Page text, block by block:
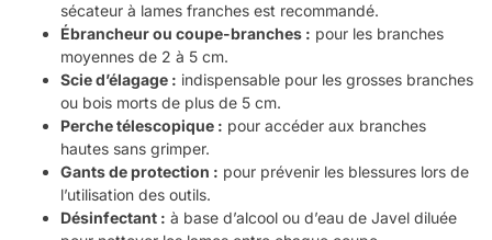
sécateur à lames franches est recommandé.
Ébrancheur ou coupe-branches : pour les branches
moyennes de 2 à 5 cm.
Scie d’élagage : indispensable pour les grosses branches
ou bois morts de plus de 5 cm.
Perche télescopique : pour accéder aux branches
hautes sans grimper.
Gants de protection : pour prévenir les blessures lors de
l’utilisation des outils.
Désinfectant : à base d’alcool ou d’eau de Javel diluée